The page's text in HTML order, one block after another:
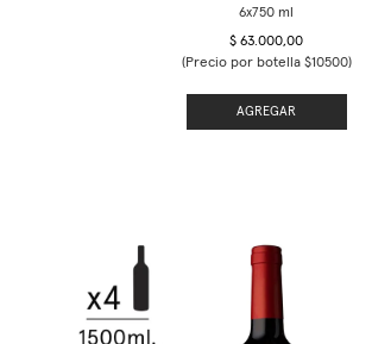
$ 63.000,00
(Precio por botella $10500)
AGREGAR